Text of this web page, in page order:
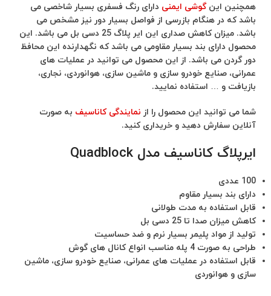
همچنین اینگوشی ایمنی دارای رنگ فسفری بسیار شاخصی می
باشد که در هنگام بازرسی از فواصل بسیار دور نیز مشخص می
باشد. میزان کاهش صداری این ایر پلاگ 25 دسی بل می باشد. این
محصول دارای بند بسیار مقاومی می باشد که نگهدارنده این محافظ
دور گردن می باشد. از این محصول می توانید در عملیات های
عمرانی، صنایع خودرو سازی و ماشین سازی، هوانوردی، نجاری،
بازیافت و … استفاده نمایید.
شما می توانید این محصول را از نمایندگی کاناسیف به صورت
آنلاین سفارش دهید و خریداری کنید.
ایرپلاگ کاناسیف مدل Quadblock
100 عددی
دارای بند بسیار مقاوم
قابل استفاده به مدت طولانی
کاهش میزان صدا تا 25 دسی بل
تولید از مواد پلیمر بسیار نرم و ضد حساسیت
طراحی به صورت 4 پله مناسب انواع کانال های گوش
قابل استفاده در عملیات های عمرانی، صنایع خودرو سازی، ماشین
سازی و هوانوردی